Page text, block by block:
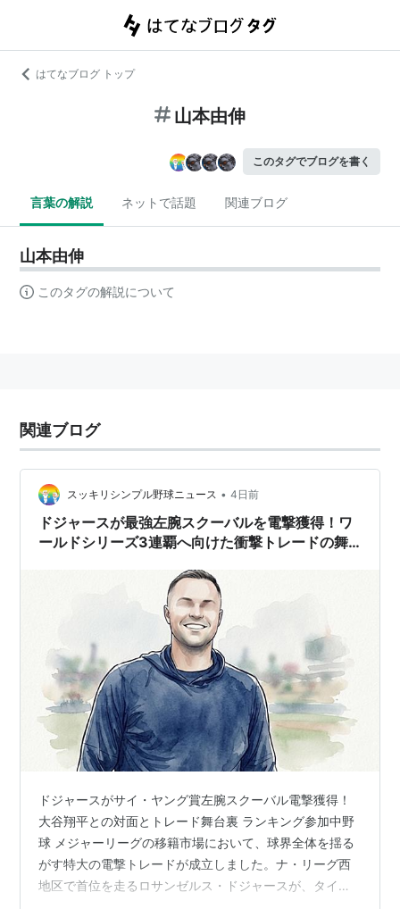
はてなブログ トップ
山本由伸
このタグでブログを書く
言葉の解説 ネットで話題 関連ブログ
山本由伸
このタグの解説について
関連ブログ
スッキリシンプル野球ニュース • 4日前
ドジャースが最強左腕スクーバルを電撃獲得！ワ
ールドシリーズ3連覇へ向けた衝撃トレードの舞
ドジャースがサイ・ヤング賞左腕スクーバル電撃獲得！
大谷翔平との対面とトレード舞台裏 ランキング参加中野
球 メジャーリーグの移籍市場において、球界全体を揺る
がす特大の電撃トレードが成立しました。ナ・リーグ西
地区で首位を走るロサンゼルス・ドジャースが、タイガ